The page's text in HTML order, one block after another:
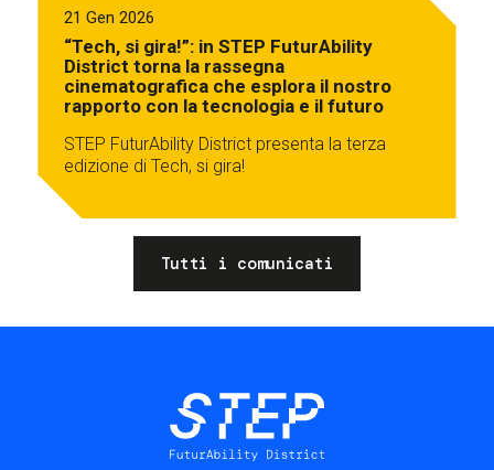
21 Gen 2026
“Tech, si gira!”: in STEP FuturAbility
District torna la rassegna
cinematografica che esplora il nostro
rapporto con la tecnologia e il futuro
STEP FuturAbility District presenta la terza
edizione di Tech, si gira!
Tutti i comunicati